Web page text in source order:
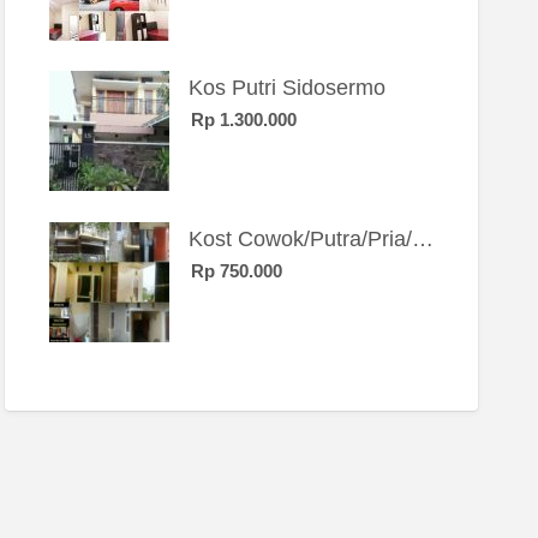
Kos Putri Sidosermo
Rp 1.300.000
Kost Cowok/Putra/Pria/Mahasiswa/Karyawan SIngle eksklusif bangunan baru
Rp 750.000